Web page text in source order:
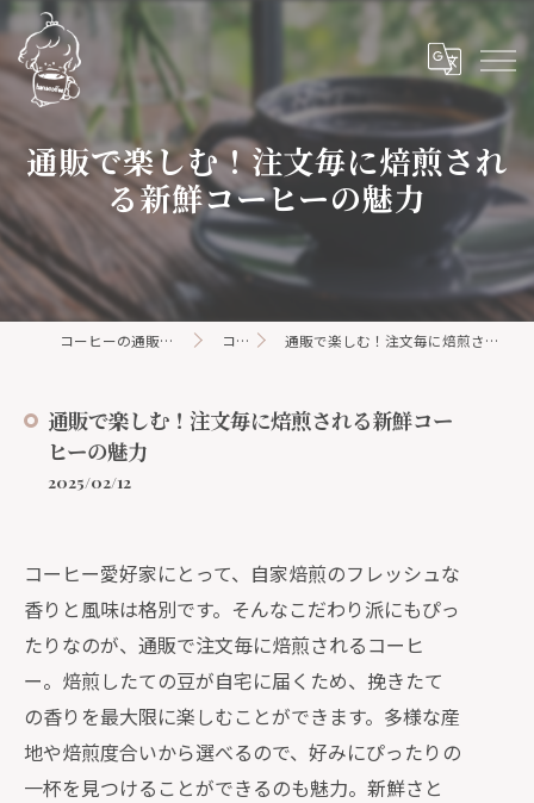
通販で楽しむ！注文毎に焙煎され
る新鮮コーヒーの魅力
コーヒーの通販ならhanacoffee コラム 通販で楽しむ！注文毎に焙煎される新鮮コーヒーの魅力
通販で楽しむ！注文毎に焙煎される新鮮コー
ヒーの魅力
2025/02/12
コーヒー愛好家にとって、自家焙煎のフレッシュな
香りと風味は格別です。そんなこだわり派にもぴっ
たりなのが、通販で注文毎に焙煎されるコーヒ
ー。焙煎したての豆が自宅に届くため、挽きたて
の香りを最大限に楽しむことができます。多様な産
地や焙煎度合いから選べるので、好みにぴったりの
一杯を見つけることができるのも魅力。新鮮さと